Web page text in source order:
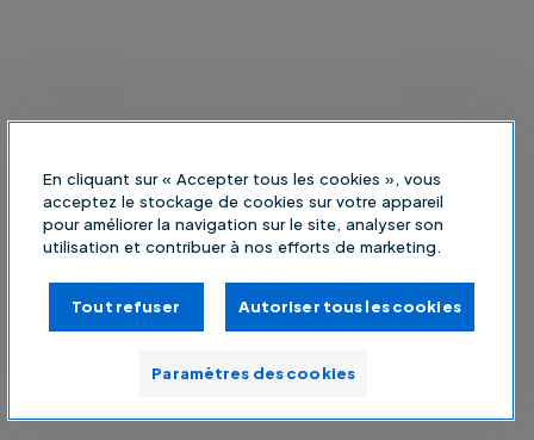
En cliquant sur « Accepter tous les cookies », vous
acceptez le stockage de cookies sur votre appareil
pour améliorer la navigation sur le site, analyser son
utilisation et contribuer à nos efforts de marketing.
Tout refuser Autoriser tous les cookies
Paramètres des cookies